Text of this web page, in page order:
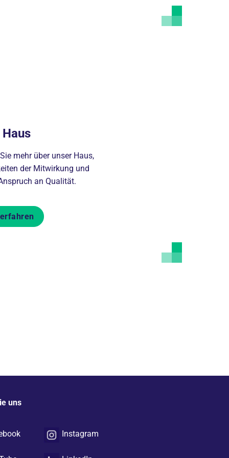
mehr über unser Haus,
der Mitwirkung und
an Qualität.
uns
Instagram